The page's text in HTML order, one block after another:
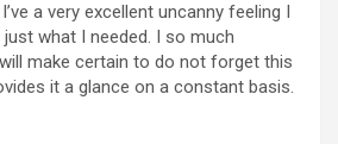
a very excellent uncanny feeling I
what I needed. I so much
make certain to do not forget this
it a glance on a constant basis.